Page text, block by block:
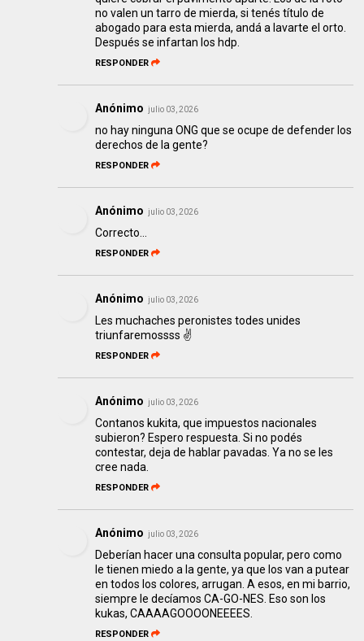
no valen un tarro de mierda, si tenés título de
abogado para esta mierda, andá a lavarte el orto.
Después se infartan los hdp.
RESPONDER
Anónimo julio 03, 2026
no hay ninguna ONG que se ocupe de defender los
derechos de la gente?
RESPONDER
Anónimo julio 03, 2026
Correcto...
RESPONDER
Anónimo julio 03, 2026
Les muchaches peronistes todes unides
triunfaremossss ✌️
RESPONDER
Anónimo julio 03, 2026
Contanos kukita, que impuestos nacionales
subieron? Espero respuesta. Si no podés
contestar, deja de hablar pavadas. Ya no se les
cree nada.
RESPONDER
Anónimo julio 03, 2026
Deberían hacer una consulta popular, pero como
le tienen miedo a la gente, ya que los van a putear
en todos los colores, arrugan. A esos, en mi barrio,
siempre le decíamos CA-GO-NES. Eso son los
kukas, CAAAAGOOOONEEEES.
RESPONDER